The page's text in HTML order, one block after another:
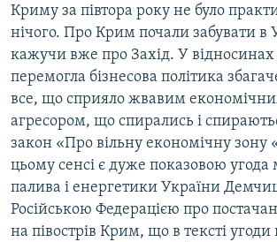
Криму за півтора року не було
нічого. Про Крим почали забувати в
кажучи вже про Захід. У відносинах
перемогла бізнесова політика
все, що сприяло жвавим
агресором, що спирались і
закон «Про вільну економічну зону
цьому сенсі є дуже показовою угода
палива і енергетики України
Російською Федерацією про
на півострів Крим, що в тексті угоди